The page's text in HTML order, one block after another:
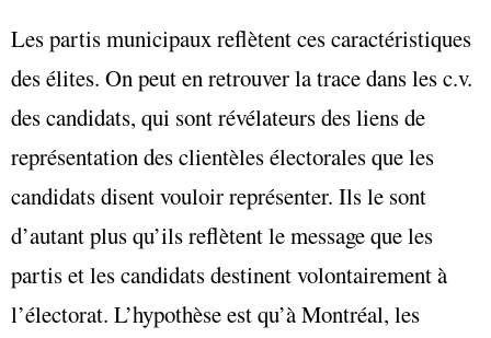
Les partis municipaux reflètent ces caractéristiques
des élites. On peut en retrouver la trace dans les c.v.
des candidats, qui sont révélateurs des liens de
représentation des clientèles électorales que les
candidats disent vouloir représenter. Ils le sont
d’autant plus qu’ils reflètent le message que les
partis et les candidats destinent volontairement à
l’électorat. L’hypothèse est qu’à Montréal, les